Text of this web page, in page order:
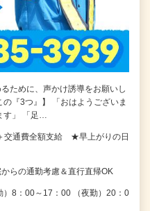
ために、声かけ誘導をお願いし
『3つ』】 「おはようございま
す」 「足…
交通費全額支給 ★早上がりの日
らの通勤考慮＆直行直帰OK
）8：00～17：00 （夜勤）20：0